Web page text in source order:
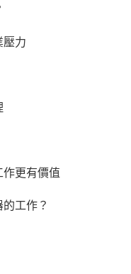
壓力
更有價值
工作？